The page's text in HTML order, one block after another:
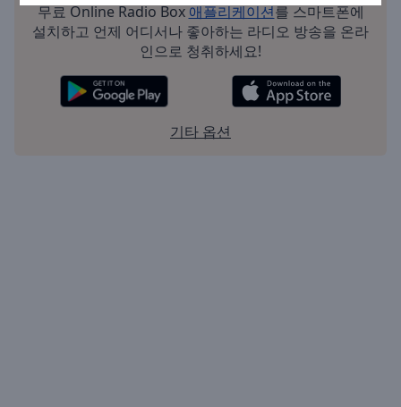
Reset
Done
무료 Online Radio Box애플리케이션를 스마트폰에
설치하고 언제 어디서나 좋아하는 라디오 방송을 온라
인으로 청취하세요!
기타 옵션